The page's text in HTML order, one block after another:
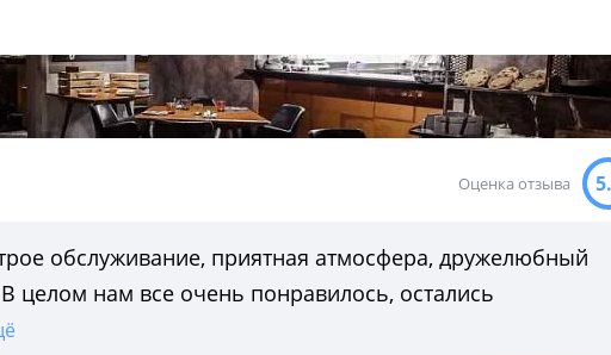
Оценка отзыва
обслуживание, приятная атмосфера, дружелюбный
нам все очень понравилось, остались